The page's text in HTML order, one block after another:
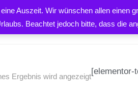
Auszeit. Wir wünschen allen
Beachtet jedoch bitte, dass die
PRODUKTE ÜBER
[elementor-
Ergebnis wird angezeigt